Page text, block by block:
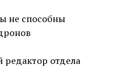
не способны
отдела